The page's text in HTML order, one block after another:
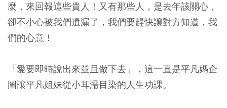
麼，來回報這些貴人！又有那些人，是去年該關心，
卻不小心被我們遺漏了，我們要趕快讓對方知道，我
們的心意！
「愛要即時說出來並且做下去」，這一直是平凡媽企
圖讓平凡姐妹從小耳濡目染的人生功課。